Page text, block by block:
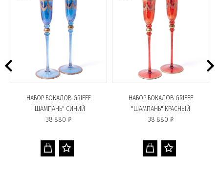
НАБОР БОКАЛОВ GRIFFE
"ШАМПАНЬ" СИНИЙ
38 880 ₽
НАБОР БОКАЛОВ GRIFFE
"ШАМПАНЬ" КРАСНЫЙ
38 880 ₽